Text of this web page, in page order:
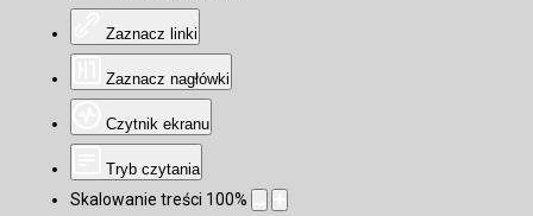
Zaznacz linki
Zaznacz nagłówki
Czytnik ekranu
Tryb czytania
Skalowanie treści 100%